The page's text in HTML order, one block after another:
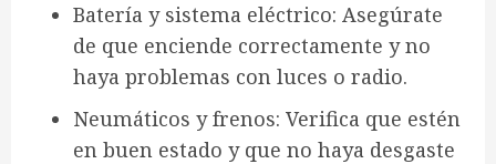
Batería y sistema eléctrico: Asegúrate
de que enciende correctamente y no
haya problemas con luces o radio.
Neumáticos y frenos: Verifica que estén
en buen estado y que no haya desgaste